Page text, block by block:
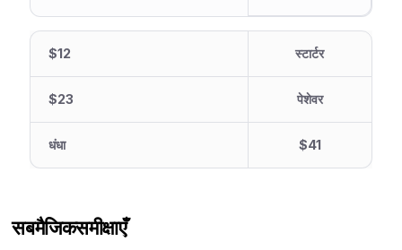
$12 स्टार्टर
$23 पेशेवर
धंधा $41
सबमैजिकसमीक्षाएँ